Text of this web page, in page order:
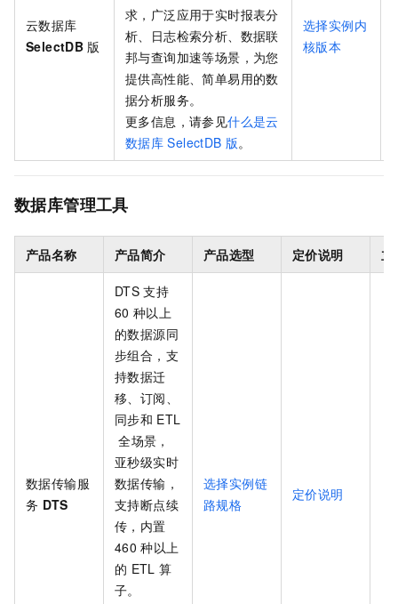
云数据库
SelectDB 版
求，广泛应用于实时报表分
析、日志检索分析、数据联
邦与查询加速等场景，为您
提供高性能、简单易用的数
据分析服务。
更多信息，请参见什么是云
数据库 SelectDB 版。
选择实例内
核版本
数据库管理工具
产品名称 产品简介 产品选型 定价说明 立
数据传输服
务 DTS
DTS 支持
60 种以上
的数据源同
步组合，支
持数据迁
移、订阅、
同步和 ETL
全场景，
亚秒级实时
数据传输，
支持断点续
传，内置
460 种以上
的 ETL 算
子。
选择实例链
路规格
定价说明